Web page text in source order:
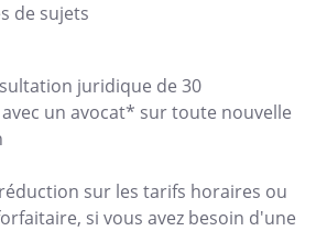
de sujets
juridique de 30
un avocat* sur toute nouvelle
sur les tarifs horaires ou
si vous avez besoin d'une